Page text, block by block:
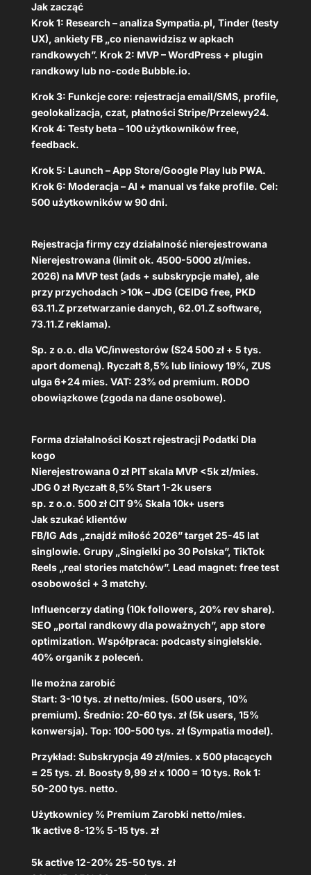
Jak zacząć
Krok 1: Research – analiza Sympatia.pl, Tinder (testy
UX), ankiety FB „co nienawidzisz w apkach
randkowych”. Krok 2: MVP – WordPress + plugin
randkowy lub no-code Bubble.io.
Krok 3: Funkcje core: rejestracja email/SMS, profile,
geolokalizacja, czat, płatności Stripe/Przelewy24.
Krok 4: Testy beta – 100 użytkowników free,
feedback.
Krok 5: Launch – App Store/Google Play lub PWA.
Krok 6: Moderacja – AI + manual vs fake profile. Cel:
500 użytkowników w 90 dni.
Rejestracja firmy czy działalność nierejestrowana
Nierejestrowana (limit ok. 4500-5000 zł/mies.
2026) na MVP test (ads + subskrypcje małe), ale
przy przychodach >10k – JDG (CEIDG free, PKD
63.11.Z przetwarzanie danych, 62.01.Z software,
73.11.Z reklama).
Sp. z o.o. dla VC/inwestorów (S24 500 zł + 5 tys.
aport domeną). Ryczałt 8,5% lub liniowy 19%, ZUS
ulga 6+24 mies. VAT: 23% od premium. RODO
obowiązkowe (zgoda na dane osobowe).
Forma działalności Koszt rejestracji Podatki Dla
kogo
Nierejestrowana 0 zł PIT skala MVP <5k zł/mies.
JDG 0 zł Ryczałt 8,5% Start 1-2k users
sp. z o.o. 500 zł CIT 9% Skala 10k+ users
Jak szukać klientów
FB/IG Ads „znajdź miłość 2026” target 25-45 lat
singlowie. Grupy „Singielki po 30 Polska”, TikTok
Reels „real stories matchów”. Lead magnet: free test
osobowości + 3 matchy.
Influencerzy dating (10k followers, 20% rev share).
SEO „portal randkowy dla poważnych”, app store
optimization. Współpraca: podcasty singielskie.
40% organik z poleceń.
Ile można zarobić
Start: 3-10 tys. zł netto/mies. (500 users, 10%
premium). Średnio: 20-60 tys. zł (5k users, 15%
konwersja). Top: 100-500 tys. zł (Sympatia model).
Przykład: Subskrypcja 49 zł/mies. x 500 płacących
= 25 tys. zł. Boosty 9,99 zł x 1000 = 10 tys. Rok 1:
50-200 tys. netto.
Użytkownicy % Premium Zarobki netto/mies.
1k active 8-12% 5-15 tys. zł
5k active 12-20% 25-50 tys. zł